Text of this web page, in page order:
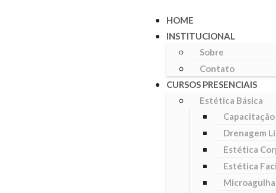
HOME
INSTITUCIONAL
Sobre
Contato
CURSOS PRESENCIAIS
Estética Básica
Drenagem
Estética
Estética